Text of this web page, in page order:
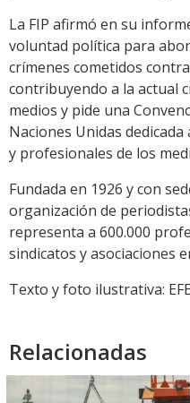
La FIP afirmó en su
voluntad política para
crímenes cometidos
contribuyendo a la actual
medios y pide una
Naciones Unidas
y profesionales de los
Fundada en 1926 y con
organización de
representa a 600.000
sindicatos y asociaciones
Texto y foto ilustrativa: EFE
Relacionadas